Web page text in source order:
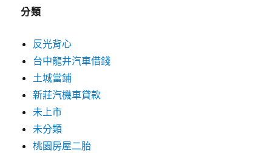
分類
反光背心
台中龍井汽車借錢
土城當鋪
新莊汽機車貸款
未上市
未分類
桃園房屋二胎